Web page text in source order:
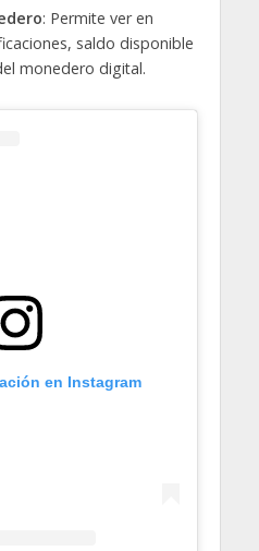
: Permite ver en
saldo disponible
monedero digital.
en Instagram